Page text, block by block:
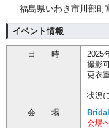
福島県いわき市川部町
イベント情報
日 時
2025
撮影
更衣
状況
会 場
会場